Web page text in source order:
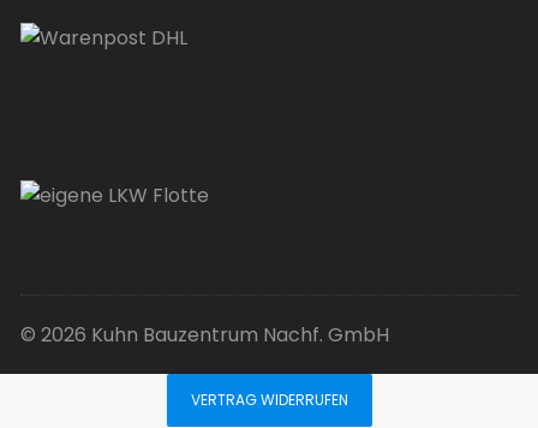
© 2026 Kuhn Bauzentrum Nachf. GmbH
VERTRAG WIDERRUFEN